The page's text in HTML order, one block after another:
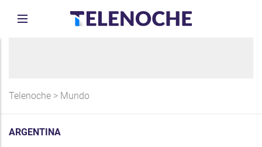
Telenoche > Mundo
ARGENTINA